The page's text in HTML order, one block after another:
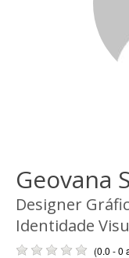
Geovana
Designer
Identidade
(0.0 - 0